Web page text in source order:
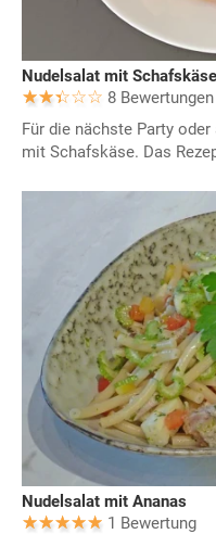
Nudelsalat mit Schafskäse
8 Bewertungen
Für die nächste Party
mit Schafskäse. Das
Nudelsalat mit Ananas
1 Bewertung